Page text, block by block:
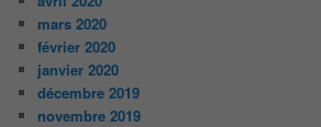
mars 2020
février 2020
janvier 2020
décembre 2019
novembre 2019